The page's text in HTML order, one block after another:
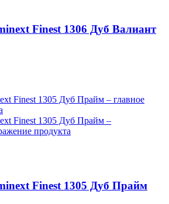
Finest 1306 Дуб Валиант
Finest 1305 Дуб Прайм